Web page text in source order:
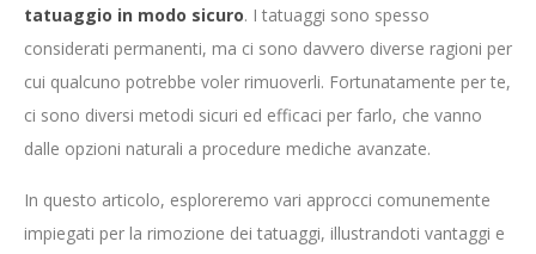
tatuaggio in modo sicuro. I tatuaggi sono spesso
considerati permanenti, ma ci sono davvero diverse ragioni per
cui qualcuno potrebbe voler rimuoverli. Fortunatamente per te,
ci sono diversi metodi sicuri ed efficaci per farlo, che vanno
dalle opzioni naturali a procedure mediche avanzate.
In questo articolo, esploreremo vari approcci comunemente
impiegati per la rimozione dei tatuaggi, illustrandoti vantaggi e